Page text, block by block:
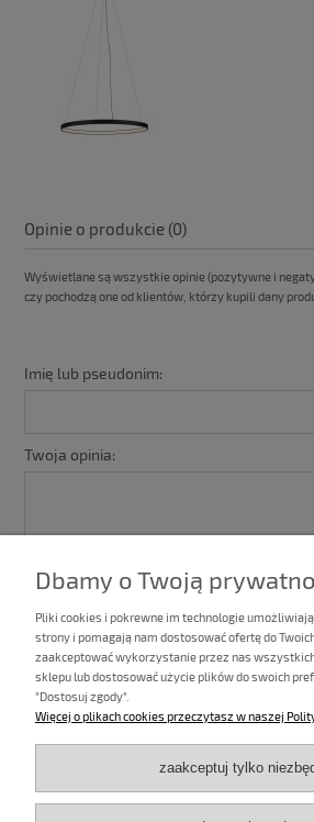
Opinie o produkcie (0)
Wyświetlane są wszystkie opinie (pozytywne i
czy pochodzą one od klientów, którzy kupili dany
Imię lub pseudonim:
Twoja opinia:
Informacje
Dbamy o Twoją
Pliki cookies i pokrewne im technologie
strony i pomagają nam dostosować ofertę do
zaakceptować wykorzystanie przez nas
sklepu lub dostosować użycie plików do swoich
"Dostosuj zgody".
Więcej o plikach cookies przeczytasz w naszej
zaakceptuj tylko